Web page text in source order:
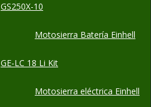
GS250X-10
Motosierra Batería Einhell
GE-LC 18 Li Kit
Motosierra eléctrica Einhell